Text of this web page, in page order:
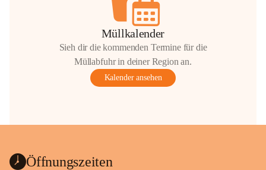
Müllkalender
Sieh dir die kommenden Termine für die
Müllabfuhr in deiner Region an.
Kalender ansehen
Öffnungszeiten